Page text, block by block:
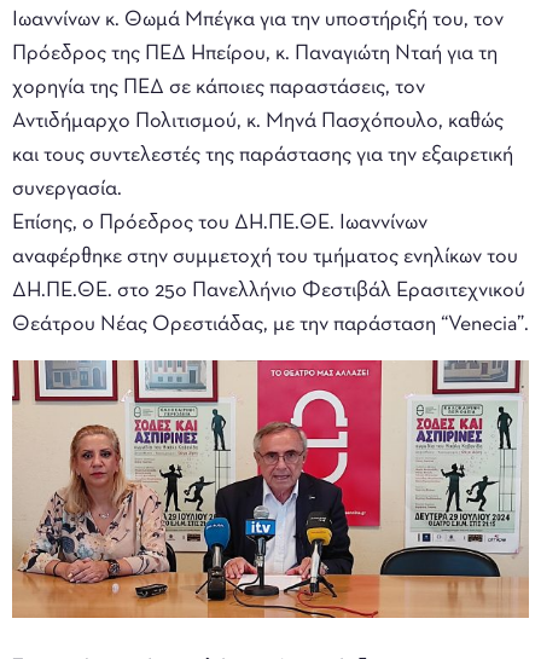
Ιωαννίνων κ. Θωμά Μπέγκα για την υποστήριξή του, τον
Πρόεδρος της ΠΕΔ Ηπείρου, κ. Παναγιώτη Νταή για τη
χορηγία της ΠΕΔ σε κάποιες παραστάσεις, τον
Αντιδήμαρχο Πολιτισμού, κ. Μηνά Πασχόπουλο, καθώς
και τους συντελεστές της παράστασης για την εξαιρετική
συνεργασία.
Επίσης, ο Πρόεδρος του ΔΗ.ΠΕ.ΘΕ. Ιωαννίνων
αναφέρθηκε στην συμμετοχή του τμήματος ενηλίκων του
ΔΗ.ΠΕ.ΘΕ. στο 25ο Πανελλήνιο Φεστιβάλ Ερασιτεχνικού
Θεάτρου Νέας Ορεστιάδας, με την παράσταση “Venecia”.